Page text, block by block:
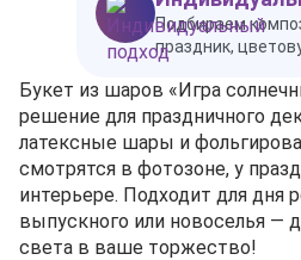
Подбираем
праздник,
Букет из шаров «Игра
решение для праздничного
латексные шары и
смотрятся в фотозоне, у
интерьере. Подходит для дня
выпускного или новоселья —
света в ваше торжество!